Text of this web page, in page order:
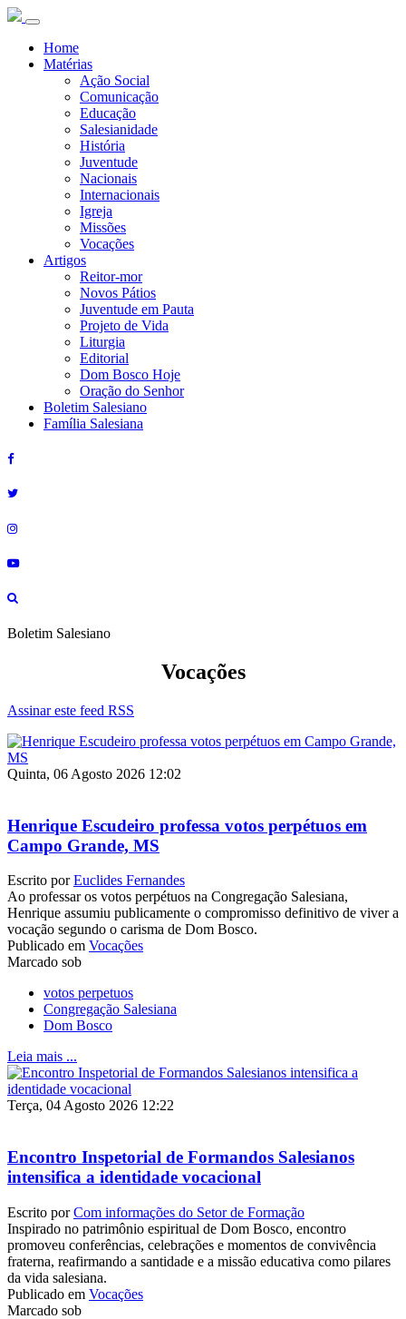
Home
Matérias
Ação Social
Comunicação
Educação
Salesianidade
História
Juventude
Nacionais
Internacionais
Igreja
Missões
Vocações
Artigos
Reitor-mor
Novos Pátios
Juventude em Pauta
Projeto de Vida
Liturgia
Editorial
Dom Bosco Hoje
Oração do Senhor
Boletim Salesiano
Família Salesiana
Boletim Salesiano
Vocações
Assinar este feed RSS
Quinta, 06 Agosto 2026 12:02
Henrique Escudeiro professa votos perpétuos em
Campo Grande, MS
Escrito porEuclides Fernandes
Ao professar os votos perpétuos na Congregação Salesiana,
Henrique assumiu publicamente o compromisso definitivo de viver a
vocação segundo o carisma de Dom Bosco.
Publicado em Vocações
Marcado sob
votos perpetuos
Congregação Salesiana
Dom Bosco
Leia mais ...
Terça, 04 Agosto 2026 12:22
Encontro Inspetorial de Formandos Salesianos
intensifica a identidade vocacional
Escrito porCom informações do Setor de Formação
Inspirado no patrimônio espiritual de Dom Bosco, encontro
promoveu conferências, celebrações e momentos de convivência
fraterna, reafirmando a santidade e a missão educativa como pilares
da vida salesiana.
Publicado em Vocações
Marcado sob